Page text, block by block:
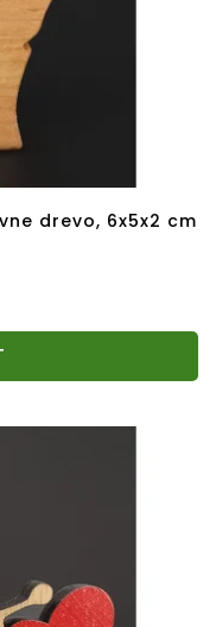
drevo, 6x5x2 cm